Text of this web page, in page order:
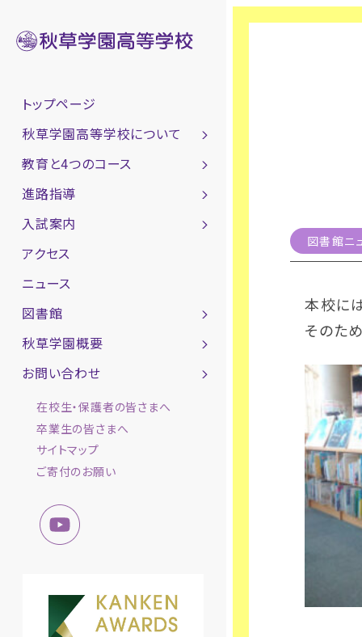
トップページ
秋草学園高等学校について
教育と4つのコース
進路指導
入試案内
アクセス
ニュース
図書館
秋草学園概要
お問い合わせ
在校生・保護者の皆さまへ
卒業生の皆さまへ
サイトマップ
ご寄付のお願い
図書館ニ
本校に
そのた